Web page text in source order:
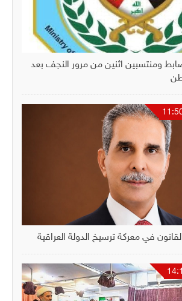
ومنتسبين اثنين من مرور النجف بعد
في معركة ترسيخ الدولة العراقية